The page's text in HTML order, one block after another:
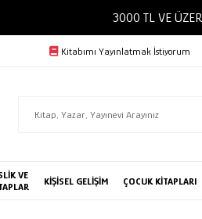
3000 TL VE
Kitabımı Yayınlatmak İstiyorum
VE
KİŞİSEL GELİŞİM ÇOCUK KİTAPLARI